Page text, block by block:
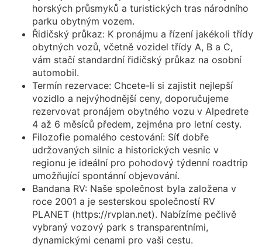
horských průsmyků a turistických tras národního
parku obytným vozem.
Řidičský průkaz: K pronájmu a řízení jakékoli třídy
obytných vozů, včetně vozidel třídy A, B a C,
vám stačí standardní řidičský průkaz na osobní
automobil.
Termín rezervace: Chcete-li si zajistit nejlepší
vozidlo a nejvýhodnější ceny, doporučujeme
rezervovat pronájem obytného vozu v Alpedrete
4 až 6 měsíců předem, zejména pro letní cesty.
Filozofie pomalého cestování: Síť dobře
udržovaných silnic a historických vesnic v
regionu je ideální pro pohodový týdenní roadtrip
umožňující spontánní objevování.
Bandana RV: Naše společnost byla založena v
roce 2001 a je sesterskou společností RV
PLANET (https://rvplan.net). Nabízíme pečlivě
vybraný vozový park s transparentními,
dynamickými cenami pro vaši cestu.